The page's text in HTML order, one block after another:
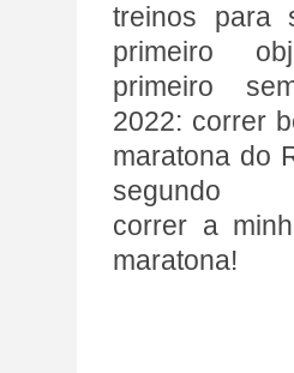
treinos para
primeiro
primeiro
2022: correr
maratona do
segundo
correr a
maratona!